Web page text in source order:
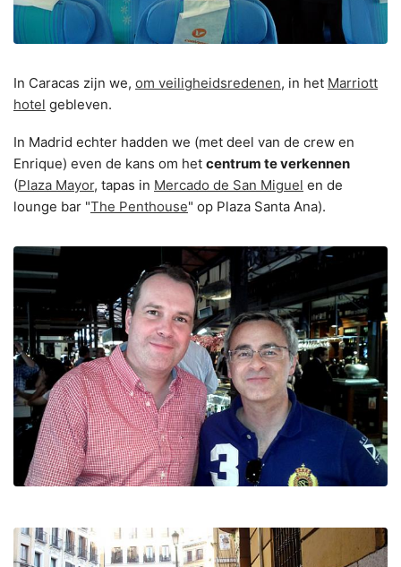
In Caracas zijn we, om veiligheidsredenen, in het Marriott
hotel gebleven.
In Madrid echter hadden we (met deel van de crew en
Enrique) even de kans om het centrum te verkennen
(Plaza Mayor, tapas in Mercado de San Miguel en de
lounge bar "The Penthouse" op Plaza Santa Ana).